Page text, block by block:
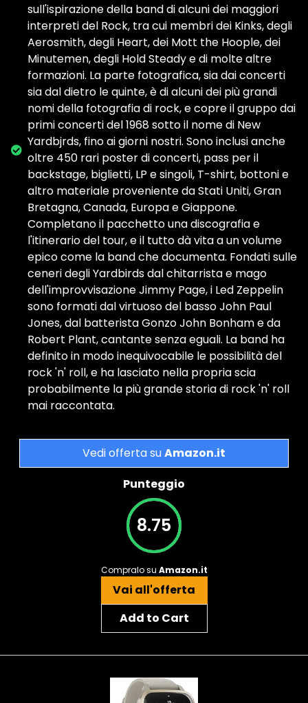
sull'ispirazione della band di alcuni dei maggiori
interpreti del Rock, tra cui membri dei Kinks, degli
Aerosmith, degli Heart, dei Mott the Hoople, dei
Minutemen, degli Hold Steady e di molte altre
formazioni. La parte fotografica, sia dai concerti
sia dal dietro le quinte, è di alcuni dei più grandi
nomi della fotografia di rock, e copre il gruppo dai
primi concerti del 1968 sotto il nome di New
Yardbjrds, fino ai giorni nostri. Sono inclusi anche
oltre 450 rari poster di concerti, pass per il
backstage, biglietti, LP e singoli, T-shirt, bottoni e
altro materiale proveniente da Stati Uniti, Gran
Bretagna, Canada, Europa e Giappone.
Completano il pacchetto una discografia e
l'itinerario del tour, e il tutto dà vita a un volume
epico come la band che documenta. Fondati sulle
ceneri degli Yardbirds dal chitarrista e mago
dell'improvvisazione Jimmy Page, i Led Zeppelin
sono formati dal virtuoso del basso John Paul
Jones, dal batterista Gonzo John Bonham e da
Robert Plant, cantante senza eguali. La band ha
definito in modo inequivocabile le possibilità del
rock 'n' roll, e ha lasciato nella propria scia
probabilmente la più grande storia di rock 'n' roll
mai raccontata.
Vedi offerta suAmazon.it
Punteggio
8.75
Compralo su Amazon.it
Vai all'offerta
Add to Cart